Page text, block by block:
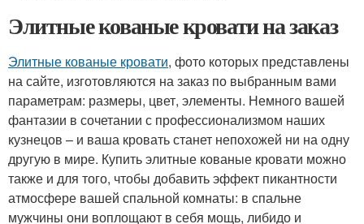
Элитные кованые кровати на заказ
Элитные кованые кровати, фото которых представлены
на сайте, изготовляются на заказ по выбранным вами
параметрам: размеры, цвет, элементы. Немного вашей
фантазии в сочетании с профессионализмом наших
кузнецов – и ваша кровать станет непохожей ни на одну
другую в мире. Купить элитные кованые кровати можно
также и для того, чтобы добавить эффект пикантности
атмосфере вашей спальной комнаты: в спальне
мужчины они воплощают в себя мощь, либидо и